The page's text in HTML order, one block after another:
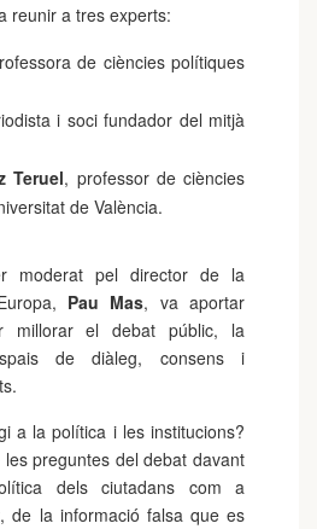
reunir a tres experts:
de ciències polítiques
i soci fundador del mitjà
Teruel, professor de ciències
de València.
moderat pel director de la
Pau Mas, va aportar
millorar el debat públic, la
de diàleg, consens i
a la política i les institucions?
preguntes del debat davant
dels ciutadans com a
de la informació falsa que es